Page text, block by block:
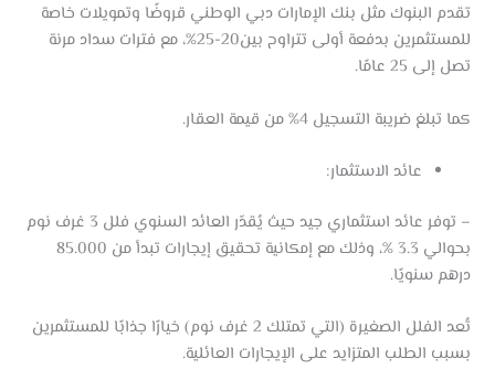
تقدم البنوك مثل بنك الإمارات دبي الوطني قروضًا وتمويلات خاصة
للمستثمرين بدفعة أولى تتراوح بين20-25%، مع فترات سداد مرنة
تصل إلى 25 عامًا.
كما تبلغ ضريبة التسجيل 4% من قيمة العقار.
عائد الاستثمار:
– توفر عائد استثماري جيد حيث يُقدّر العائد السنوي فلل 3 غرف نوم
بحوالي 3.3 %، وذلك مع إمكانية تحقيق إيجارات تبدأ من 85.000
درهم سنويًا.
تُعد الفلل الصغيرة (التي تمتلك 2 غرف نوم) خيارًا جذابًا للمستثمرين
بسبب الطلب المتزايد على الإيجارات العائلية.